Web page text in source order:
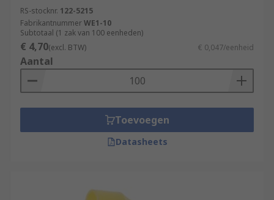
RS-stocknr. 122-5215
FabrikantnummerWE1-10
Subtotaal (1 zak van 100 eenheden)
€ 4,70(excl. BTW) € 0,047/eenheid
Aantal
Toevoegen
Datasheets